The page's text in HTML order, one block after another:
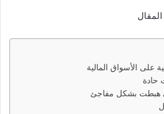
على الأسواق المالية
حادة
هبطت بشكل مفاجئ